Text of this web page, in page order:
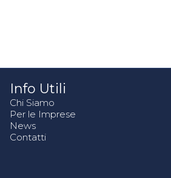
Info Utili
Chi Siamo
Per le Imprese
News
Contatti